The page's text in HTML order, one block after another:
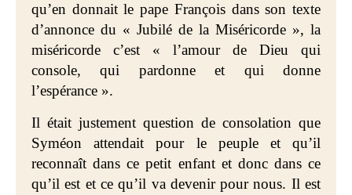
qu’en donnait le pape François dans son texte
d’annonce du « Jubilé de la Miséricorde », la
miséricorde c’est « l’amour de Dieu qui
console, qui pardonne et qui donne
l’espérance ».
Il était justement question de consolation que
Syméon attendait pour le peuple et qu’il
reconnaît dans ce petit enfant et donc dans ce
qu’il est et ce qu’il va devenir pour nous. Il est